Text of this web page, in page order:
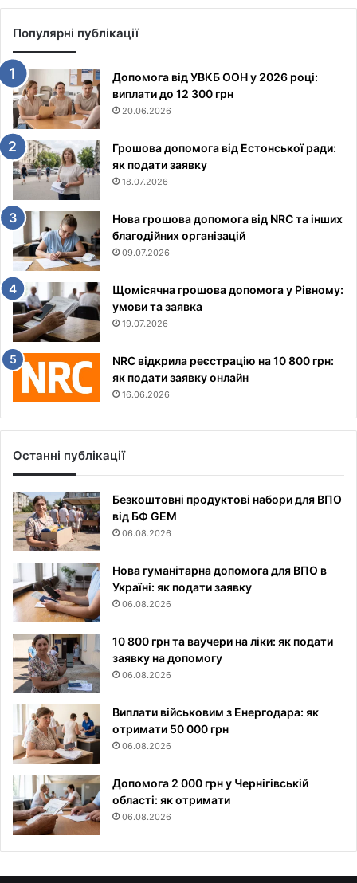
Популярні публікації
Допомога від УВКБ ООН у 2026 році:
виплати до 12 300 грн
20.06.2026
Грошова допомога від Естонської ради:
як подати заявку
18.07.2026
Нова грошова допомога від NRC та інших
благодійних організацій
09.07.2026
Щомісячна грошова допомога у Рівному:
умови та заявка
19.07.2026
NRC відкрила реєстрацію на 10 800 грн:
як подати заявку онлайн
16.06.2026
Останні публікації
Безкоштовні продуктові набори для ВПО
від БФ GEM
06.08.2026
Нова гуманітарна допомога для ВПО в
Україні: як подати заявку
06.08.2026
10 800 грн та ваучери на ліки: як подати
заявку на допомогу
06.08.2026
Виплати військовим з Енергодара: як
отримати 50 000 грн
06.08.2026
Допомога 2 000 грн у Чернігівській
області: як отримати
06.08.2026